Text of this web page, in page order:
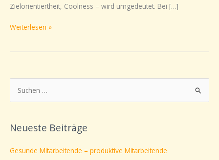
Zielorientiertheit, Coolness – wird umgedeutet. Bei […]
Weiterlesen »
u
h
Neueste Beiträge
Gesunde Mitarbeitende = produktive Mitarbeitende